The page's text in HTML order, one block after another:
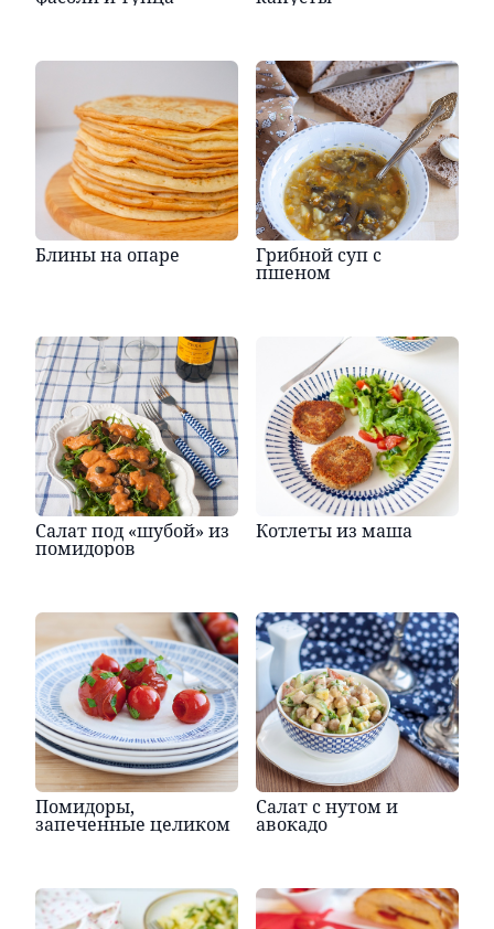
Блины на опаре Грибной суп с
пшеном
Салат под «шубой» из
помидоров
Котлеты из маша
Помидоры,
запеченные целиком
Салат с нутом и
авокадо